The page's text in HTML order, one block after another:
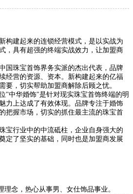
建起来的连锁经营模式，是以实战为
，具有超强的终端实战效力，让加盟商
珠宝首饰界务实派的杰出代表，品牌
经营的资源、资本。新构建起来的亿福
要，切实帮助加盟商解除后顾之忧。
华婚饰"是针对现实珠宝首饰终端的明
力上达成了有效体现。品牌专注于婚饰
把握市场，切实的抓住最主流的珠宝首
行业中的中流砥柱，企业自身强大的
定了坚实的基础，同时也是加盟商发展
念，热心从事男、女仕饰品事业。